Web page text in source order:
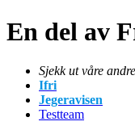
En del av
Sjekk ut våre
Ifri
Jegeravisen
Testteam